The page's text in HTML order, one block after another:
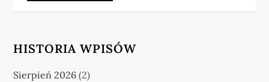
HISTORIA WPISÓW
Sierpień 2026 (2)